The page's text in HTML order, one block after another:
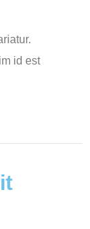
id est